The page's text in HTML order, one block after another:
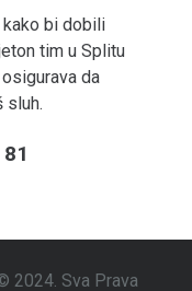
kako bi dobili
tim u Splitu
da
sluh.
2024. Sva Prava